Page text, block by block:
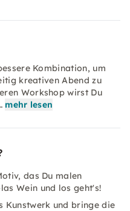
Kombination, um
kreativen Abend zu
Workshop wirst Du
mehr lesen
das Du malen
Wein und los geht's!
Kunstwerk und bringe die